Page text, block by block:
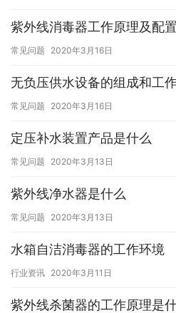
紫外线消毒器工作原理及配置
常见问题 2020年3月16日
无负压供水设备的组成和工
常见问题 2020年3月16日
定压补水装置产品是什么
常见问题 2020年3月13日
紫外线净水器是什么
常见问题 2020年3月13日
水箱自洁消毒器的工作环境
行业资讯 2020年3月11日
紫外线杀菌器的工作原理是